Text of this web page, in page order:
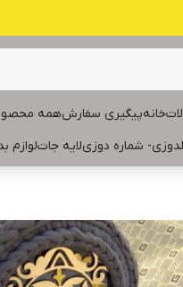
خانهپیگیری سفارشهمه
شماره دوزیلایه جاتلوازم